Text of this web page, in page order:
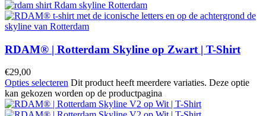
RDAM® | Rotterdam Skyline op Zwart | T-Shirt
€29,00
Opties selecteren Dit product heeft meerdere variaties. Deze optie
kan gekozen worden op de productpagina